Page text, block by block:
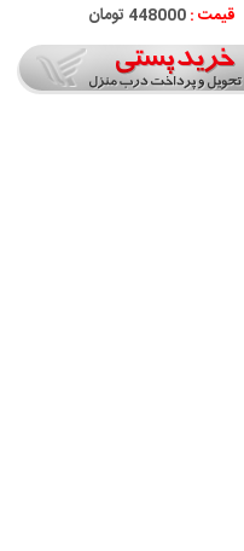
قیمت :448000 تومان